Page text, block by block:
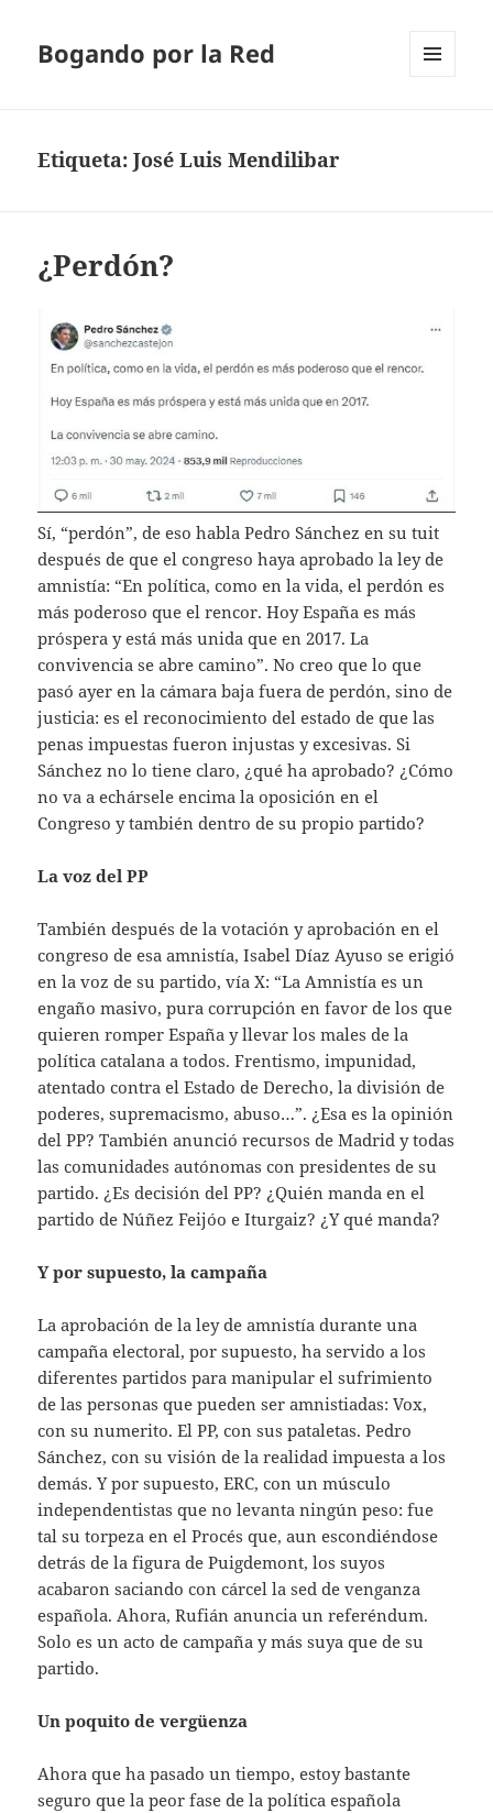
Bogando por la Red
Etiqueta:José Luis Mendilibar
¿Perdón?
Sí, “perdón”, de eso habla Pedro Sánchez en su tuit
después de que el congreso haya aprobado la ley de
amnistía: “En política, como en la vida, el perdón es
más poderoso que el rencor. Hoy España es más
próspera y está más unida que en 2017. La
convivencia se abre camino”. No creo que lo que
pasó ayer en la cámara baja fuera de perdón, sino de
justicia: es el reconocimiento del estado de que las
penas impuestas fueron injustas y excesivas. Si
Sánchez no lo tiene claro, ¿qué ha aprobado? ¿Cómo
no va a echársele encima la oposición en el
Congreso y también dentro de su propio partido?
La voz del PP
También después de la votación y aprobación en el
congreso de esa amnistía, Isabel Díaz Ayuso se erigió
en la voz de su partido, vía X: “La Amnistía es un
engaño masivo, pura corrupción en favor de los que
quieren romper España y llevar los males de la
política catalana a todos. Frentismo, impunidad,
atentado contra el Estado de Derecho, la división de
poderes, supremacismo, abuso…”. ¿Esa es la opinión
del PP? También anunció recursos de Madrid y todas
las comunidades autónomas con presidentes de su
partido. ¿Es decisión del PP? ¿Quién manda en el
partido de Núñez Feijóo e Iturgaiz? ¿Y qué manda?
Y por supuesto, la campaña
La aprobación de la ley de amnistía durante una
campaña electoral, por supuesto, ha servido a los
diferentes partidos para manipular el sufrimiento
de las personas que pueden ser amnistiadas: Vox,
con su numerito. El PP, con sus pataletas. Pedro
Sánchez, con su visión de la realidad impuesta a los
demás. Y por supuesto, ERC, con un músculo
independentistas que no levanta ningún peso: fue
tal su torpeza en el Procés que, aun escondiéndose
detrás de la figura de Puigdemont, los suyos
acabaron saciando con cárcel la sed de venganza
española. Ahora, Rufián anuncia un referéndum.
Solo es un acto de campaña y más suya que de su
partido.
Un poquito de vergüenza
Ahora que ha pasado un tiempo, estoy bastante
seguro que la peor fase de la política española